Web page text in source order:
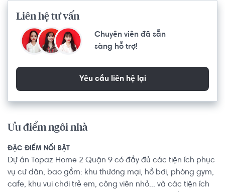
Liên hệ tư vấn
Chuyên viên đã sẵn
sàng hỗ trợ!
Yêu cầu liên hệ lại
Ưu điểm ngôi nhà
ĐẶC ĐIỂM NỔI BẬT
Dự án Topaz Home 2 Quận 9 có đầy đủ các tiện ích phục
vụ cư dân, bao gồm: khu thương mại, hồ bơi, phòng gym,
cafe, khu vui chơi trẻ em, công viên nhỏ... và các tiện ích